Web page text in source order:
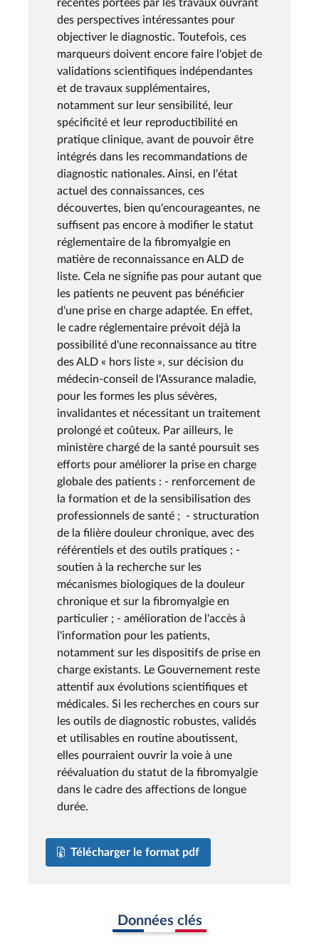
récentes portées par les travaux ouvrant
des perspectives intéressantes pour
objectiver le diagnostic. Toutefois, ces
marqueurs doivent encore faire l'objet de
validations scientifiques indépendantes
et de travaux supplémentaires,
notamment sur leur sensibilité, leur
spécificité et leur reproductibilité en
pratique clinique, avant de pouvoir être
intégrés dans les recommandations de
diagnostic nationales. Ainsi, en l'état
actuel des connaissances, ces
découvertes, bien qu'encourageantes, ne
suffisent pas encore à modifier le statut
réglementaire de la fibromyalgie en
matière de reconnaissance en ALD de
liste. Cela ne signifie pas pour autant que
les patients ne peuvent pas bénéficier
d'une prise en charge adaptée. En effet,
le cadre réglementaire prévoit déjà la
possibilité d'une reconnaissance au titre
des ALD « hors liste », sur décision du
médecin-conseil de l'Assurance maladie,
pour les formes les plus sévères,
invalidantes et nécessitant un traitement
prolongé et coûteux. Par ailleurs, le
ministère chargé de la santé poursuit ses
efforts pour améliorer la prise en charge
globale des patients : - renforcement de
la formation et de la sensibilisation des
professionnels de santé ; - structuration
de la filière douleur chronique, avec des
référentiels et des outils pratiques ; -
soutien à la recherche sur les
mécanismes biologiques de la douleur
chronique et sur la fibromyalgie en
particulier ; - amélioration de l'accès à
l'information pour les patients,
notamment sur les dispositifs de prise en
charge existants. Le Gouvernement reste
attentif aux évolutions scientifiques et
médicales. Si les recherches en cours sur
les outils de diagnostic robustes, validés
et utilisables en routine aboutissent,
elles pourraient ouvrir la voie à une
réévaluation du statut de la fibromyalgie
dans le cadre des affections de longue
durée.
Télécharger le format pdf
Données clés